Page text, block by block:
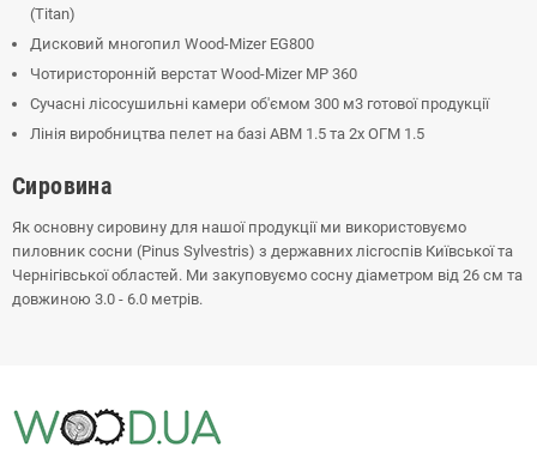
(Titan)
Дисковий многопил Wood-Mizer EG800
Чотиристоронній верстат Wood-Mizer MP 360
Сучасні лісосушильні камери об'ємом 300 м3 готової продукції
Лінія виробництва пелет на базі АВМ 1.5 та 2х ОГМ 1.5
Сировина
Як основну сировину для нашої продукції ми використовуємо
пиловник сосни (Pinus Sylvestris) з державних лісгоспів Київської та
Чернігівської областей. Ми закуповуємо сосну діаметром від 26 см та
довжиною 3.0 - 6.0 метрів.